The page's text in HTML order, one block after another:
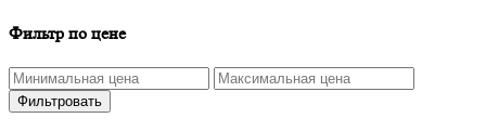
Фильтр по цене
Фильтровать